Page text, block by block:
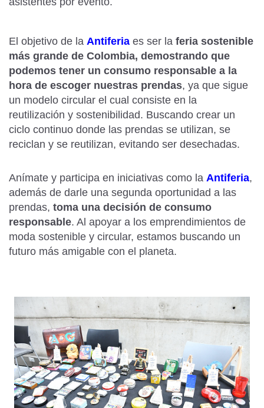
El objetivo de la Antiferia es ser la feria sostenible
más grande de Colombia, demostrando que
podemos tener un consumo responsable a la
hora de escoger nuestras prendas, ya que sigue
un modelo circular el cual consiste en la
reutilización y sostenibilidad. Buscando crear un
ciclo continuo donde las prendas se utilizan, se
reciclan y se reutilizan, evitando ser desechadas.
Anímate y participa en iniciativas como la Antiferia,
además de darle una segunda oportunidad a las
prendas, toma una decisión de consumo
responsable. Al apoyar a los emprendimientos de
moda sostenible y circular, estamos buscando un
futuro más amigable con el planeta.